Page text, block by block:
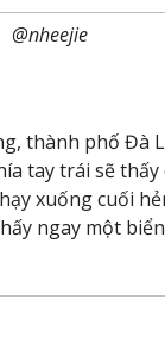
@nheejie
thành phố Đà
tay trái sẽ
xuống cuối
ngay một